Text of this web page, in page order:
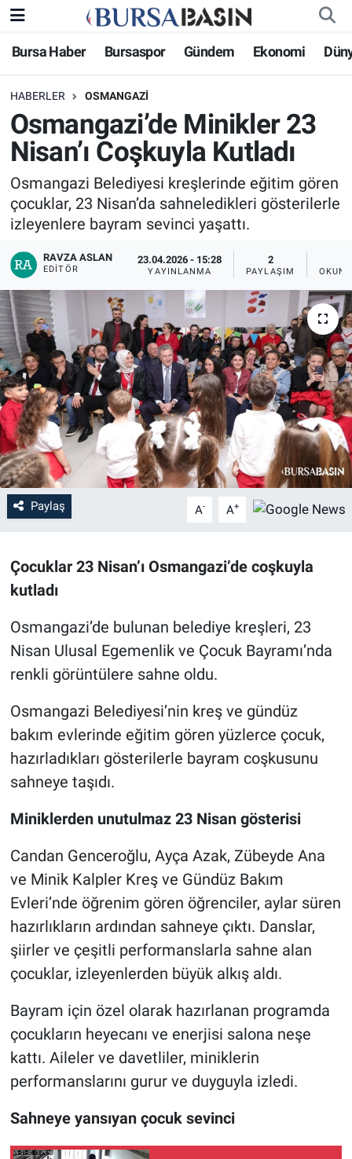
Bursa Haber Bursaspor Gündem Ekonomi
HABERLER OSMANGAZI
Osmangazi’de Minikler 23
Nisan’ı Coşkuyla Kutladı
Osmangazi Belediyesi kreşlerinde eğitim gören
çocuklar, 23 Nisan’da sahneledikleri gösterilerle
izleyenlere bayram sevinci yaşattı.
RAVZA ASLAN
EDITÖR
23.04.2026 - 15:28
YAYINLANMA
2
PAYLAŞIM
Paylaş A- A+
Çocuklar 23 Nisan’ı Osmangazi’de coşkuyla
kutladı
Osmangazi’de bulunan belediye kreşleri, 23
Nisan Ulusal Egemenlik ve Çocuk Bayramı’nda
renkli görüntülere sahne oldu.
Osmangazi Belediyesi’nin kreş ve gündüz
bakım evlerinde eğitim gören yüzlerce çocuk,
hazırladıkları gösterilerle bayram coşkusunu
sahneye taşıdı.
Miniklerden unutulmaz 23 Nisan gösterisi
Candan Genceroğlu, Ayça Azak, Zübeyde Ana
ve Minik Kalpler Kreş ve Gündüz Bakım
Evleri’nde öğrenim gören öğrenciler, aylar süren
hazırlıkların ardından sahneye çıktı. Danslar,
şiirler ve çeşitli performanslarla sahne alan
çocuklar, izleyenlerden büyük alkış aldı.
Bayram için özel olarak hazırlanan programda
çocukların heyecanı ve enerjisi salona neşe
kattı. Aileler ve davetliler, miniklerin
performanslarını gurur ve duyguyla izledi.
Sahneye yansıyan çocuk sevinci
Bursa Haber
Genel
Politika
Bilim, Teknoloji
KÜLTÜR-SANAT
Yerel
Bursaspor
Gündem
Sağlık
Eğitim
Ekonomi
Dünya
Magazin
Siyaset
Yaşam
Nöbetçi Eczaneler
Bursa Nöbetçi Eczaneler
Bursa Hava Durumu
Bursa Namaz Vakitleri
Bursa Trafik Yoğunluk Haritası
Süper Lig Puan Durumu ve Fikstür
Tüm Manşetler
Son Dakika Haberleri
Haber Arşivi